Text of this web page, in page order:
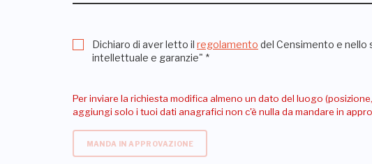
Dichiaro di aver letto il regolamento del Censimento e nello
intellettuale e garanzie" *
Per inviare la richiesta modifica almeno un dato del luogo
aggiungi solo i tuoi dati anagrafici non c'è nulla da mandare in
MANDA IN APPROVAZIONE